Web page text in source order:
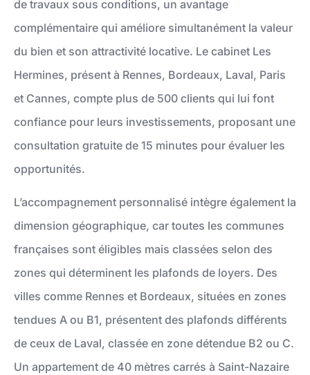
de travaux sous conditions, un avantage
complémentaire qui améliore simultanément la valeur
du bien et son attractivité locative. Le cabinet Les
Hermines, présent à Rennes, Bordeaux, Laval, Paris
et Cannes, compte plus de 500 clients qui lui font
confiance pour leurs investissements, proposant une
consultation gratuite de 15 minutes pour évaluer les
opportunités.
L’accompagnement personnalisé intègre également la
dimension géographique, car toutes les communes
françaises sont éligibles mais classées selon des
zones qui déterminent les plafonds de loyers. Des
villes comme Rennes et Bordeaux, situées en zones
tendues A ou B1, présentent des plafonds différents
de ceux de Laval, classée en zone détendue B2 ou C.
Un appartement de 40 mètres carrés à Saint-Nazaire